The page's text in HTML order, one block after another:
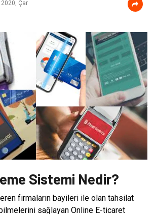
Çar
Sistemi Nedir?
firmaların bayileri ile olan tahsilat
sağlayan Online E-ticaret